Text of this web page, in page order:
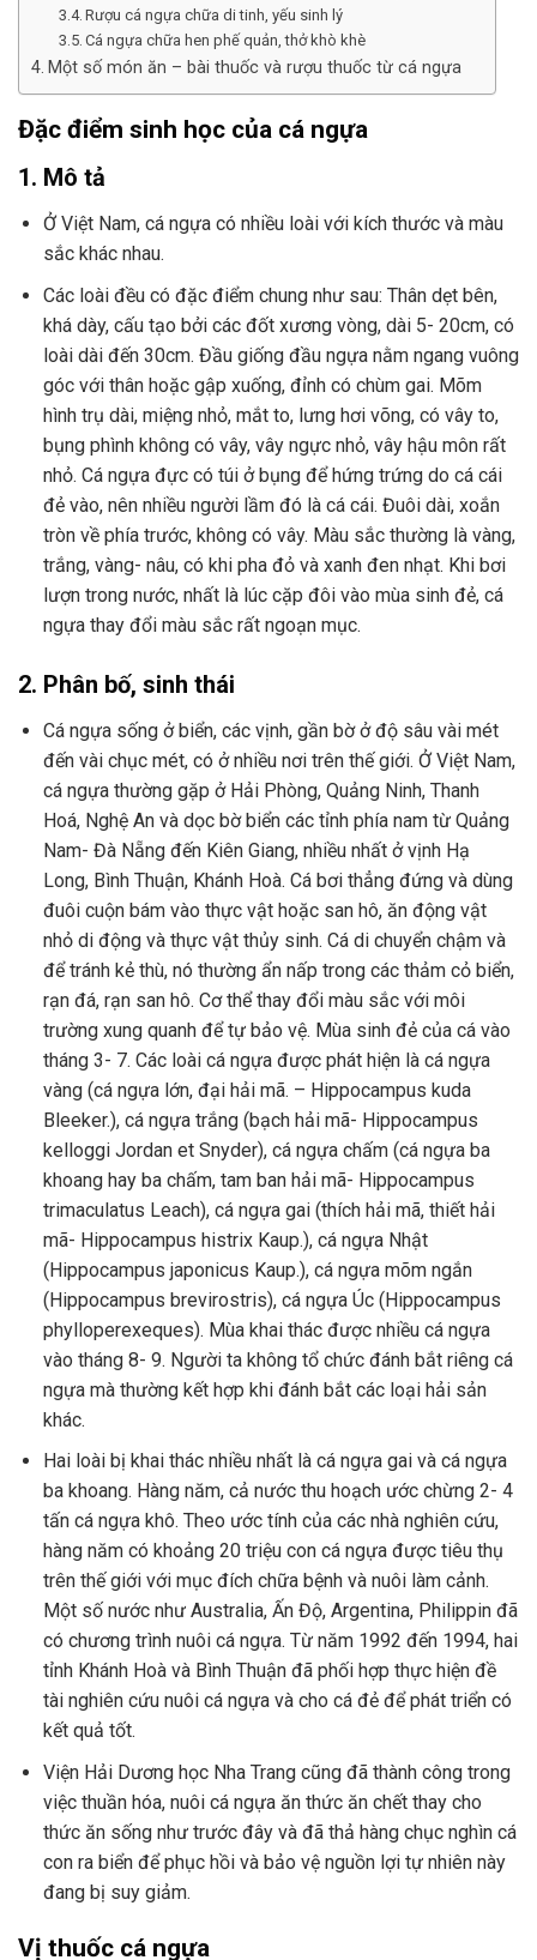
Rượu cá ngựa chữa di tinh, yếu sinh lý
Cá ngựa chữa hen phế quản, thở khò khè
Một số món ăn – bài thuốc và rượu thuốc từ cá ngựa
Đặc điểm sinh học của cá ngựa
1. Mô tả
Ở Việt Nam, cá ngựa có nhiều loài với kích thước và màu
sắc khác nhau.
Các loài đều có đặc điểm chung như sau: Thân dẹt bên,
khá dày, cấu tạo bởi các đốt xương vòng, dài 5- 20cm, có
loài dài đến 30cm. Đầu giống đầu ngựa nằm ngang vuông
góc với thân hoặc gập xuống, đỉnh có chùm gai. Mõm
hình trụ dài, miệng nhỏ, mắt to, lưng hơi võng, có vây to,
bụng phình không có vây, vây ngực nhỏ, vây hậu môn rất
nhỏ. Cá ngựa đực có túi ở bụng để hứng trứng do cá cái
đẻ vào, nên nhiều người lầm đó là cá cái. Đuôi dài, xoắn
tròn về phía trước, không có vây. Màu sắc thường là vàng,
trắng, vàng- nâu, có khi pha đỏ và xanh đen nhạt. Khi bơi
lượn trong nước, nhất là lúc cặp đôi vào mùa sinh đẻ, cá
ngựa thay đổi màu sắc rất ngoạn mục.
2. Phân bố, sinh thái
Cá ngựa sống ở biển, các vịnh, gần bờ ở độ sâu vài mét
đến vài chục mét, có ở nhiều nơi trên thế giới. Ở Việt Nam,
cá ngựa thường gặp ở Hải Phòng, Quảng Ninh, Thanh
Hoá, Nghệ An và dọc bờ biển các tỉnh phía nam từ Quảng
Nam- Đà Nẵng đến Kiên Giang, nhiều nhất ở vịnh Hạ
Long, Bình Thuận, Khánh Hoà. Cá bơi thẳng đứng và dùng
đuôi cuộn bám vào thực vật hoặc san hô, ăn động vật
nhỏ di động và thực vật thủy sinh. Cá di chuyển chậm và
để tránh kẻ thù, nó thường ẩn nấp trong các thảm cỏ biển,
rạn đá, rạn san hô. Cơ thể thay đổi màu sắc với môi
trường xung quanh để tự bảo vệ. Mùa sinh đẻ của cá vào
tháng 3- 7. Các loài cá ngựa được phát hiện là cá ngựa
vàng (cá ngựa lớn, đại hải mã. – Hippocampus kuda
Bleeker.), cá ngựa trắng (bạch hải mã- Hippocampus
kelloggi Jordan et Snyder), cá ngựa chấm (cá ngựa ba
khoang hay ba chấm, tam ban hải mã- Hippocampus
trimaculatus Leach), cá ngựa gai (thích hải mã, thiết hải
mã- Hippocampus histrix Kaup.), cá ngựa Nhật
(Hippocampus japonicus Kaup.), cá ngựa mõm ngắn
(Hippocampus brevirostris), cá ngựa Úc (Hippocampus
phylloperexeques). Mùa khai thác được nhiều cá ngựa
vào tháng 8- 9. Người ta không tổ chức đánh bắt riêng cá
ngựa mà thường kết hợp khi đánh bắt các loại hải sản
khác.
Hai loài bị khai thác nhiều nhất là cá ngựa gai và cá ngựa
ba khoang. Hàng năm, cả nước thu hoạch ước chừng 2- 4
tấn cá ngựa khô. Theo ước tính của các nhà nghiên cứu,
hàng năm có khoảng 20 triệu con cá ngựa được tiêu thụ
trên thế giới với mục đích chữa bệnh và nuôi làm cảnh.
Một số nước như Australia, Ấn Độ, Argentina, Philippin đã
có chương trình nuôi cá ngựa. Từ năm 1992 đến 1994, hai
tỉnh Khánh Hoà và Bình Thuận đã phối hợp thực hiện đề
tài nghiên cứu nuôi cá ngựa và cho cá đẻ để phát triển có
kết quả tốt.
Viện Hải Dương học Nha Trang cũng đã thành công trong
việc thuần hóa, nuôi cá ngựa ăn thức ăn chết thay cho
thức ăn sống như trước đây và đã thả hàng chục nghìn cá
con ra biển để phục hồi và bảo vệ nguồn lợi tự nhiên này
đang bị suy giảm.
Vị thuốc cá ngựa